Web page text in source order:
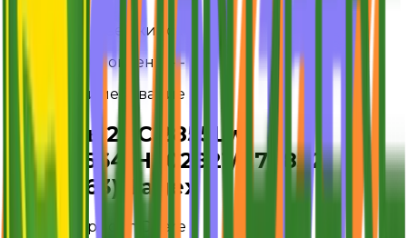
В наличии
Дзержинск
Наличие обновлено:
—
Полное наименование
Ремень 2HC 2855Lw
HXE88564/H202821/Z78832
(0227263) Tagex
OEM номер John Deere